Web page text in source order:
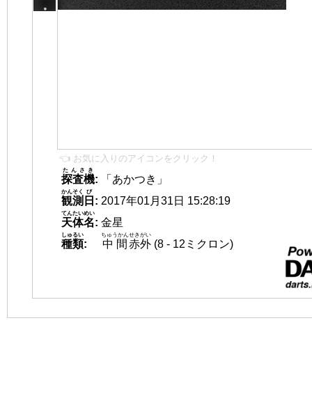
👈 お気に入りのアイコンをクリック！
探査機
たんさき
:
「あかつき」
観測
かんそく
日
び
: 2017年01月31日 15:28:19
天体名
てんたいめい
: 金星
種類
しゅるい
: 中間
ちゅうかん
赤外
せきがい
(8 - 12ミクロン)